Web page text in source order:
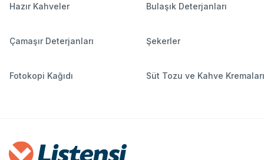
Hazır Kahveler Bulaşık Deterjanları
Çamaşır Deterjanları Şekerler
Fotokopi Kağıdı Süt Tozu ve Kahve Kremaları